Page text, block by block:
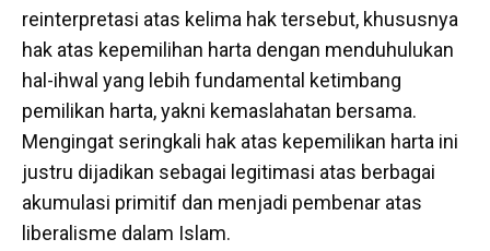
reinterpretasi atas kelima hak tersebut, khususnya
hak atas kepemilihan harta dengan menduhulukan
hal-ihwal yang lebih fundamental ketimbang
pemilikan harta, yakni kemaslahatan bersama.
Mengingat seringkali hak atas kepemilikan harta ini
justru dijadikan sebagai legitimasi atas berbagai
akumulasi primitif dan menjadi pembenar atas
liberalisme dalam Islam.